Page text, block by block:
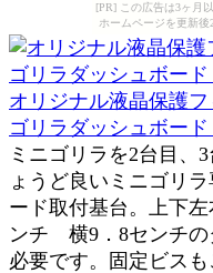
[PR] この広告は3ヶ月
ホームページを更新後
オリジナル液晶保護
ゴリラダッシュボー
ミニゴリラを2台目、
ょうど良いミニゴリ
ード取付基台。上下
ンチ 横9．8センチの
必要です。固定ビス